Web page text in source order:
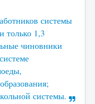
системы
только 1,3
чиновники
системы.